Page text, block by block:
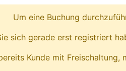
Um eine Buchung
sich gerade erst registriert
Kunde mit